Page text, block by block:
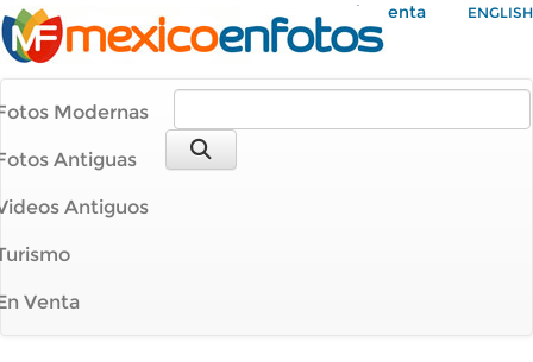
Mi Cuenta ENGLISH
Modernas
Antiguas
Antiguos
Venta